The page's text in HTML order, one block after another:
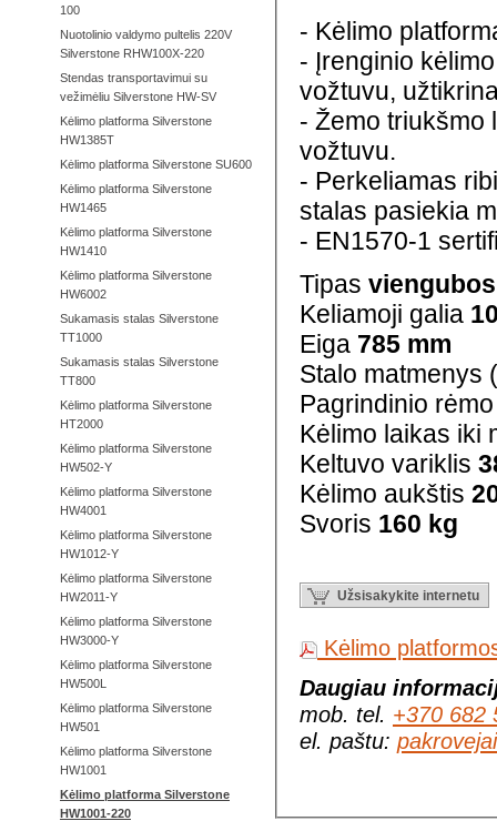
- Kėlimo
- Įrenginio
vožtuvu,
- Žemo triukšmo
vožtuvu.
- Perkeliamas
stalas pasiekia
- EN1570-1
Tipas
Keliamoji galia
Eiga 785 mm
Stalo matmenys
Pagrindinio
Kėlimo laikas iki
Keltuvo variklis
Kėlimo aukštis
Svoris 160 kg
Užsisakykite internetu
Kėlimo
Daugiau
mob. tel. +370 682
el. paštu:
100
Nuotolinio valdymo pultelis 220V
Silverstone RHW100X-220
Stendas transportavimui su
vežimėliu Silverstone HW-SV
Kėlimo platforma Silverstone
HW1385T
Kėlimo platforma Silverstone SU600
Kėlimo platforma Silverstone
HW1465
Kėlimo platforma Silverstone
HW1410
Kėlimo platforma Silverstone
HW6002
Sukamasis stalas Silverstone
TT1000
Sukamasis stalas Silverstone
TT800
Kėlimo platforma Silverstone
HT2000
Kėlimo platforma Silverstone
HW502-Y
Kėlimo platforma Silverstone
HW4001
Kėlimo platforma Silverstone
HW1012-Y
Kėlimo platforma Silverstone
HW2011-Y
Kėlimo platforma Silverstone
HW3000-Y
Kėlimo platforma Silverstone
HW500L
Kėlimo platforma Silverstone
HW501
Kėlimo platforma Silverstone
HW1001
Kėlimo platforma Silverstone
HW1001-220